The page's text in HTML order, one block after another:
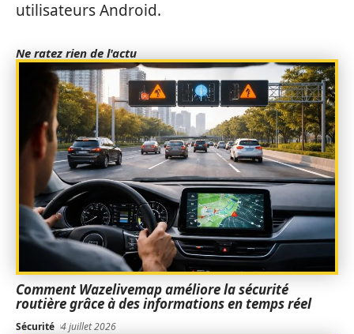
utilisateurs Android.
Ne ratez rien de l'actu
Comment Wazelivemap améliore la sécurité
routière grâce à des informations en temps réel
Sécurité 4 juillet 2026